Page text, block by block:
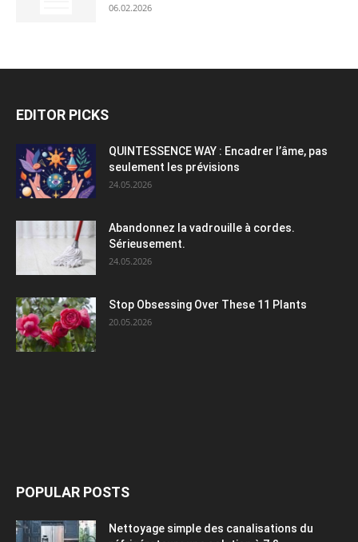
06.02.2026
EDITOR PICKS
QUINTESSENCE WAY : Encadrer l’âme, pas
seulement les prévisions
24.05.2026
Abandonnez la vadrouille à cordes.
Sérieusement.
24.05.2026
Stop Obsessing Over These 11 Plants
20.05.2026
POPULAR POSTS
Nettoyage simple des canalisations du